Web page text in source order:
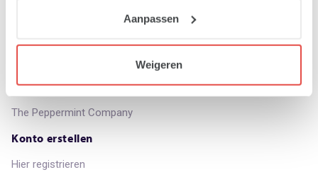
Aanpassen
Weigeren
Direkt zu
Clipfactory
The Peppermint Company
Konto erstellen
Hier registrieren